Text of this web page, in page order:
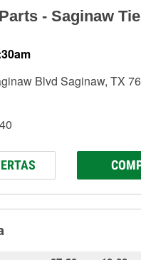
- Saginaw
Blvd Saginaw, TX